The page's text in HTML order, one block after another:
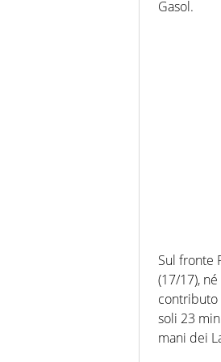
Gasol.
Sul fronte
(17/17),
contributo
soli 23
mani dei